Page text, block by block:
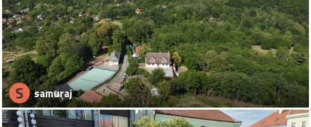
S samuraj